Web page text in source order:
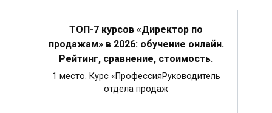
ТОП-7 курсов «Директор по
продажам» в 2026: обучение онлайн.
Рейтинг, сравнение, стоимость.
1 место. Курс «ПрофессияРуководитель
отдела продаж